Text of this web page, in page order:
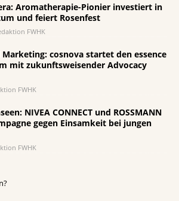
Aromatherapie-Pionier investiert in
und feiert Rosenfest
FWHK
cosnova startet den essence
mit zukunftsweisender Advocacy
FWHK
NIVEA CONNECT und ROSSMANN
gegen Einsamkeit bei jungen
FWHK